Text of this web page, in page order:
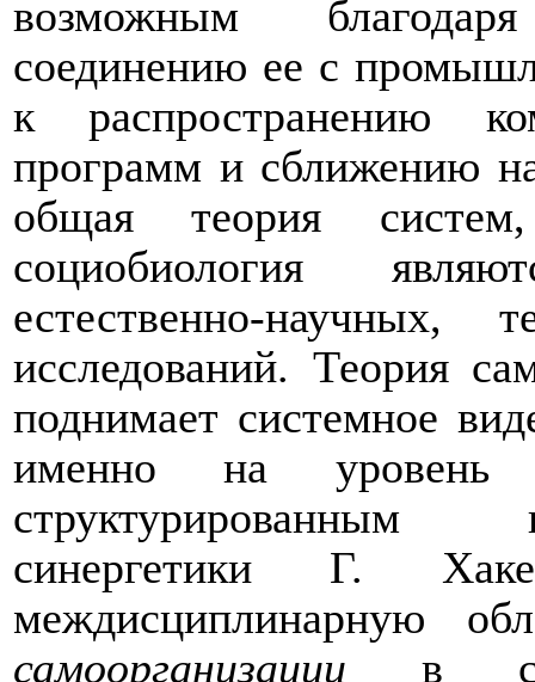
возможным
соединению ее с
к распространению
программ и сближению
общая теория систем,
социобиология
естественно-научных,
исследований. Теория
поднимает системное
именно на уровень
структурированным
синергетики Г.
междисциплинарную
самоорганизации в